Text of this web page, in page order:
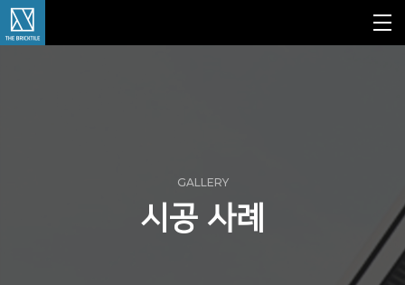
GALLERY
시공 사례